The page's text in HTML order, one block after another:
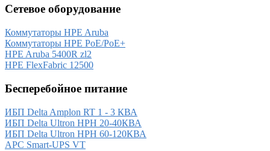
Сетевое оборудование
Коммутаторы HPE Aruba
Коммутаторы HPE PoE/PoE+
HPE Aruba 5400R zl2
HPE FlexFabric 12500
Бесперебойное питание
ИБП Delta Amplon RT 1 - 3 КВА
ИБП Delta Ultron HPH 20-40КВА
ИБП Delta Ultron HPH 60-120КВА
APC Smart-UPS VT